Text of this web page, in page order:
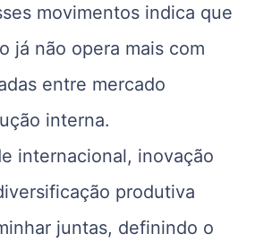
movimentos indica que
já não opera mais com
entre mercado
interna.
internacional, inovação
produtiva
juntas, definindo o